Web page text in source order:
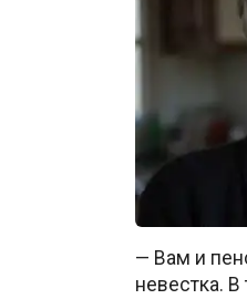
— Вам и
невестка.